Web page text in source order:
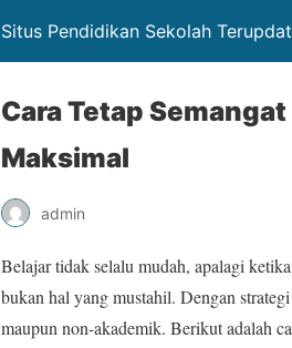
Situs Pendidikan Sekolah
Cara Tetap
Maksimal
admin
Belajar tidak selalu mudah, apalagi
bukan hal yang mustahil. Dengan
maupun non-akademik. Berikut adalah